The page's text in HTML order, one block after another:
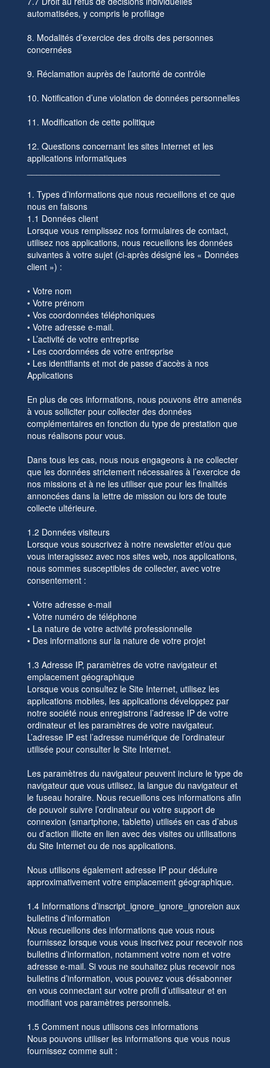
automatisées, y compris le profilage
8. Modalités d’exercice des droits des personnes
concernées
9. Réclamation auprès de l’autorité de contrôle
10. Notification d’une violation de données personnelles
11. Modification de cette politique
12. Questions concernant les sites Internet et les
applications informatiques
1. Types d’informations que nous recueillons et ce que
nous en faisons
1.1 Données client
Lorsque vous remplissez nos formulaires de contact,
utilisez nos applications, nous recueillons les données
suivantes à votre sujet (ci-après désigné les « Données
client ») :
• Votre nom
• Votre prénom
• Vos coordonnées téléphoniques
• Votre adresse e-mail.
• L’activité de votre entreprise
• Les coordonnées de votre entreprise
• Les identifiants et mot de passe d’accès à nos
Applications
En plus de ces informations, nous pouvons être amenés
à vous solliciter pour collecter des données
complémentaires en fonction du type de prestation que
nous réalisons pour vous.
Dans tous les cas, nous nous engageons à ne collecter
que les données strictement nécessaires à l’exercice de
nos missions et à ne les utiliser que pour les finalités
annoncées dans la lettre de mission ou lors de toute
collecte ultérieure.
1.2 Données visiteurs
Lorsque vous souscrivez à notre newsletter et/ou que
vous interagissez avec nos sites web, nos applications,
nous sommes susceptibles de collecter, avec votre
consentement :
• Votre adresse e-mail
• Votre numéro de téléphone
• La nature de votre activité professionnelle
• Des informations sur la nature de votre projet
1.3 Adresse IP, paramètres de votre navigateur et
emplacement géographique
Lorsque vous consultez le Site Internet, utilisez les
applications mobiles, les applications développez par
notre société nous enregistrons l’adresse IP de votre
ordinateur et les paramètres de votre navigateur.
L’adresse IP est l’adresse numérique de l’ordinateur
utilisée pour consulter le Site Internet.
Les paramètres du navigateur peuvent inclure le type de
navigateur que vous utilisez, la langue du navigateur et
le fuseau horaire. Nous recueillons ces informations afin
de pouvoir suivre l’ordinateur ou votre support de
connexion (smartphone, tablette) utilisés en cas d’abus
ou d’action illicite en lien avec des visites ou utilisations
du Site Internet ou de nos applications.
Nous utilisons également adresse IP pour déduire
approximativement votre emplacement géographique.
1.4 Informations d’inscript_ignore_ignore_ignoreion aux
bulletins d’information
Nous recueillons des informations que vous nous
fournissez lorsque vous vous inscrivez pour recevoir nos
bulletins d’information, notamment votre nom et votre
adresse e-mail. Si vous ne souhaitez plus recevoir nos
bulletins d’information, vous pouvez vous désabonner
en vous connectant sur votre profil d’utilisateur et en
modifiant vos paramètres personnels.
1.5 Comment nous utilisons ces informations
Nous pouvons utiliser les informations que vous nous
fournissez comme suit :